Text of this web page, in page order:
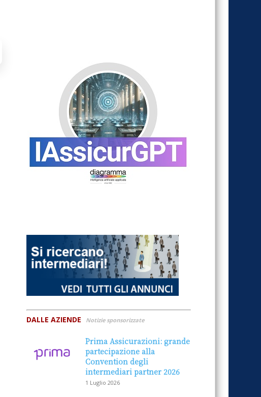
DALLE AZIENDE Notizie sponsorizzate
Prima Assicurazioni: grande
partecipazione alla
Convention degli
intermediari partner 2026
1 Luglio 2026